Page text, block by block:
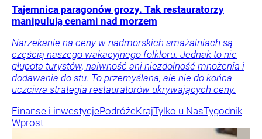
Tajemnica paragonów grozy. Tak restauratorzy
manipulują cenami nad morzem
Narzekanie na ceny w nadmorskich smażalniach są
częścią naszego wakacyjnego folkloru. Jednak to nie
głupota turystów, naiwność ani niezdolność mnożenia i
dodawania do stu. To przemyślana, ale nie do końca
uczciwa strategia restauratorów ukrywających ceny.
Finanse i inwestycjePodróżeKrajTylko u NasTygodnik
Wprost